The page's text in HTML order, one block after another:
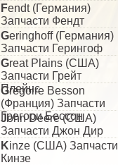
Fendt (Германия)
Запчасти Фендт
Geringhoff (Германия)
Запчасти Герингоф
Great Plains (США)
Запчасти Грейт
Плейнс
Gregoire Besson
(Франция) Запчасти
Грегори Бессон
John Deere (США)
Запчасти Джон Дир
Kinze (США) Запчасти
Кинзе